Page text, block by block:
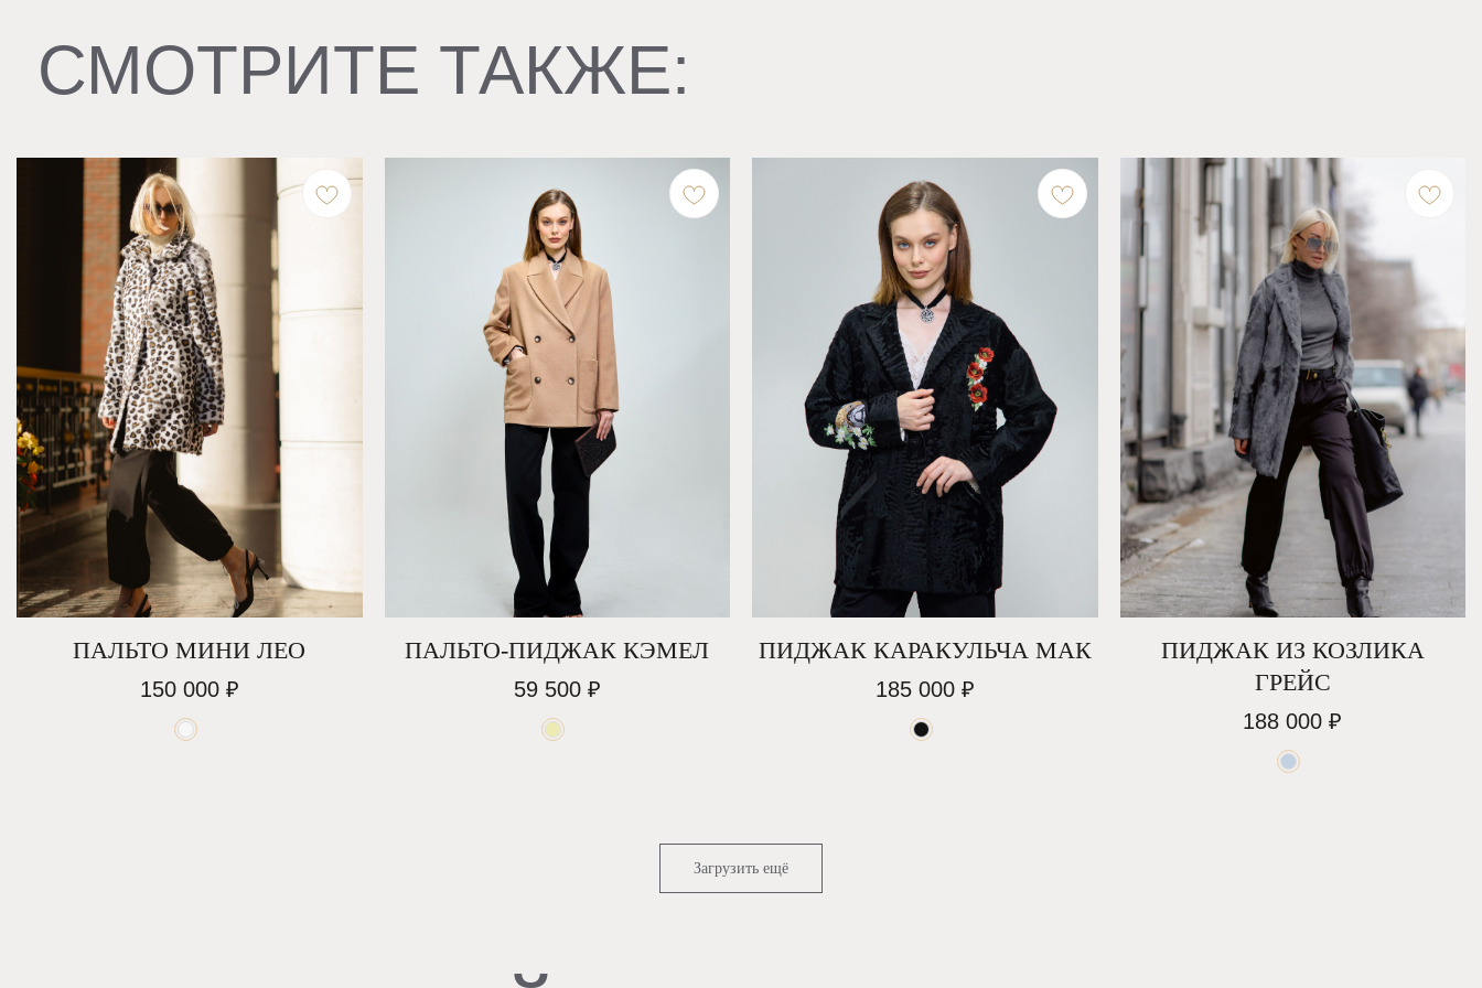
ПАЛЬТО МИНИ ЛЕО
150 000 ₽
ПАЛЬТО-ПИДЖАК КЭМЕЛ
59 500 ₽
ПИДЖАК КАРАКУЛЬЧА МАК
185 000 ₽
ПИДЖАК ИЗ КОЗЛИКА
ГРЕЙС
188 000 ₽
Загрузить ещё
В каталог
СДЕЛАЙТЕ РОСКОШЬ
ЧАСТЬЮ